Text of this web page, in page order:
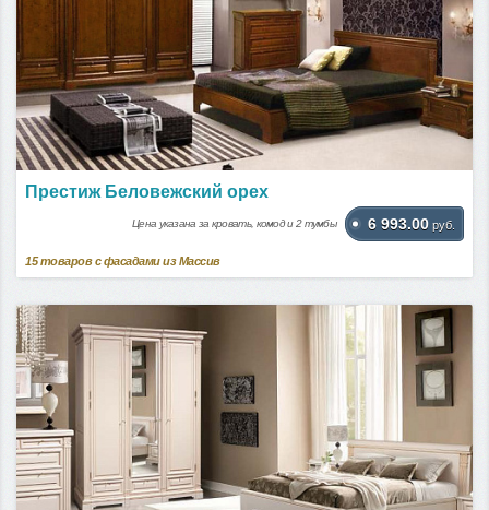
Престиж Беловежский орех
Цена указана за кровать, комод и 2 тумбы 6 993.00 руб.
15 товаров с фасадами из Массив